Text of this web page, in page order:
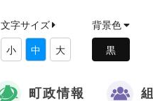
文字サイズ
小 中 大
背景色
町政情報